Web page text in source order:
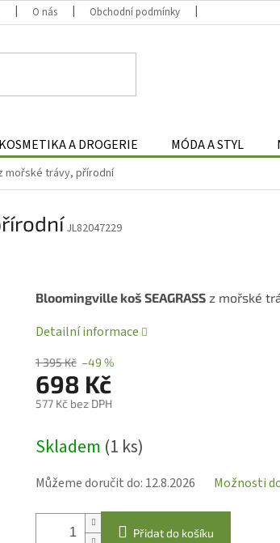
O nás Obchodní podmínky
KOSMETIKA A DROGERIE MÓDA A STYL
mořské trávy, přírodní
JL82047229
1 395 Kč –49 %
698 Kč
577 Kč bez DPH
cena:
Skladem (1 ks)
Můžeme doručit do: 12.8.2026 Možnosti
Přidat do košíku
Bloomingville koš SEAGRASS z mořské
Detailní informace